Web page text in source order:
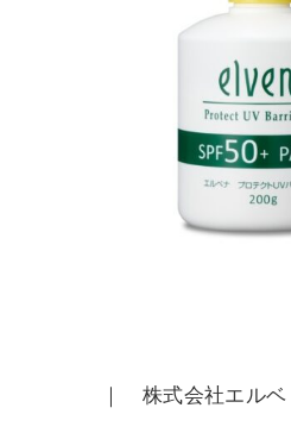
｜ 株式会社エル